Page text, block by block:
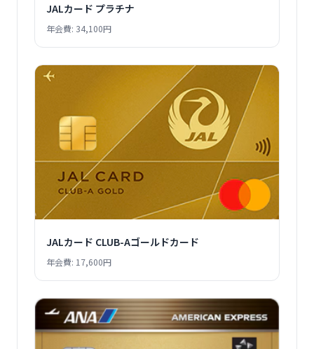
JALカード プラチナ
年会費: 34,100円
JALカード CLUB-Aゴールドカード
年会費: 17,600円